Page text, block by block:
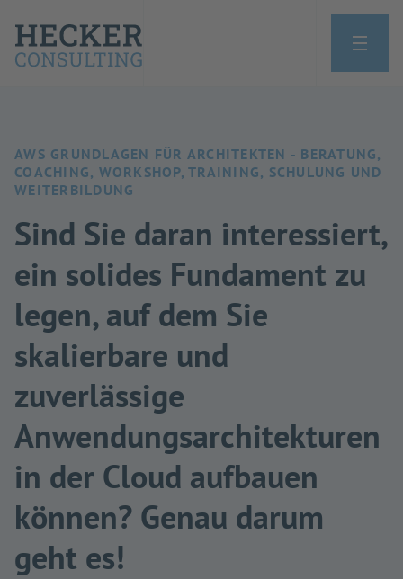
AWS GRUNDLAGEN FÜR ARCHITEKTEN - BERATUNG,
COACHING, WORKSHOP, TRAINING, SCHULUNG UND
WEITERBILDUNG
Sind Sie daran interessiert,
ein solides Fundament zu
legen, auf dem Sie
skalierbare und
zuverlässige
Anwendungsarchitekturen
in der Cloud aufbauen
können? Genau darum
geht es!